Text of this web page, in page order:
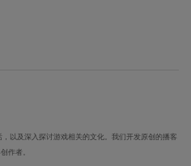
以及深入探讨游戏相关的文化。我们开发原创的播客
作者。